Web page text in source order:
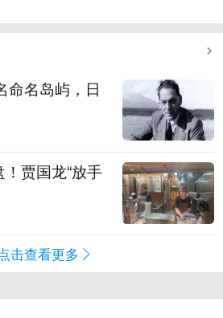
命名岛屿，日
！贾国龙“放手
击查看更多